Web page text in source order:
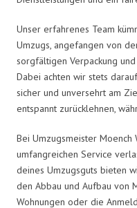
Unser erfahrenes Team
Umzugs, angefangen von
sorgfältigen Verpackung
Dabei achten wir stets
sicher und unversehrt am
entspannt zurücklehnen,
Bei Umzugsmeister Moench
umfangreichen Service
deines Umzugsguts bieten
den Abbau und Aufbau von
Wohnungen oder die